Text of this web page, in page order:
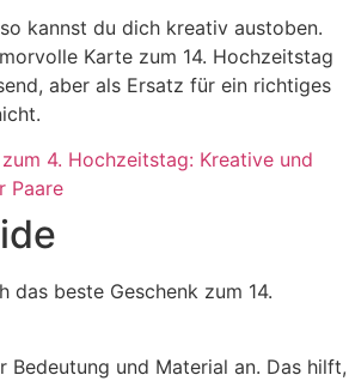
kannst du dich kreativ austoben.
Karte zum 14. Hochzeitstag
aber als Ersatz für ein richtiges
4. Hochzeitstag: Kreative und
Paare
das beste Geschenk zum 14.
Bedeutung und Material an. Das hilft,